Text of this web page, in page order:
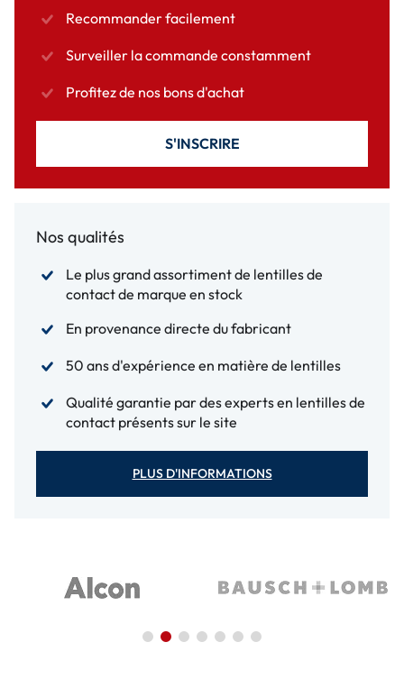
Recommander facilement
Surveiller la commande constamment
Profitez de nos bons d'achat
S'INSCRIRE
Nos qualités
Le plus grand assortiment de lentilles de
contact de marque en stock
En provenance directe du fabricant
50 ans d'expérience en matière de lentilles
Qualité garantie par des experts en lentilles de
contact présents sur le site
PLUS D'INFORMATIONS